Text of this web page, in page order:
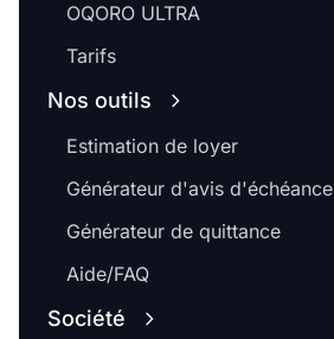
OQORO ULTRA
Tarifs
Nos outils
Estimation de loyer
Générateur d'avis d'échéance
Générateur de quittance
Aide/FAQ
Société